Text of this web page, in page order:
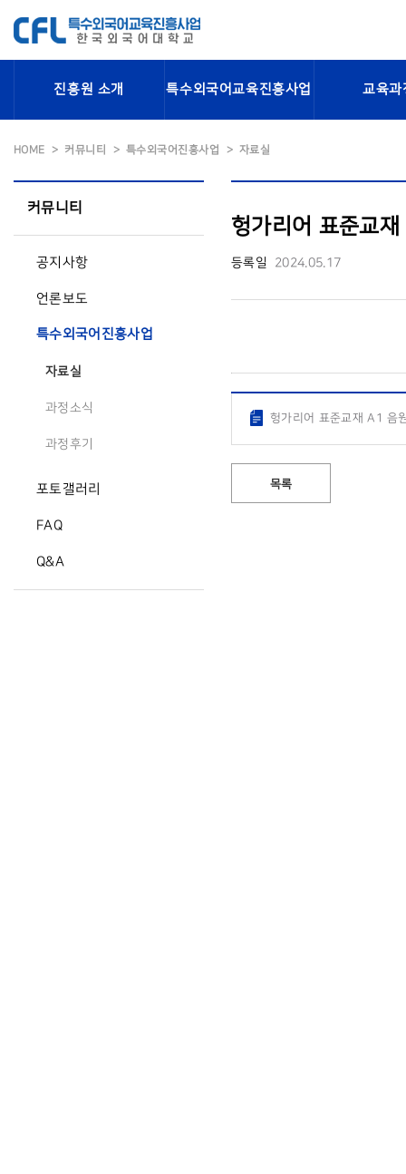
진흥원 소개 특수외국어교육진흥사업 교육과
HOME 커뮤니티 특수외국어진흥사업 자료실
커뮤니티
공지사항
언론보도
특수외국어진흥사업
자료실
과정소식
과정후기
포토갤러리
FAQ
Q&A
헝가리어 표준교
등록일 2024.05.17
헝가리어 표준교재 A1 음
목록